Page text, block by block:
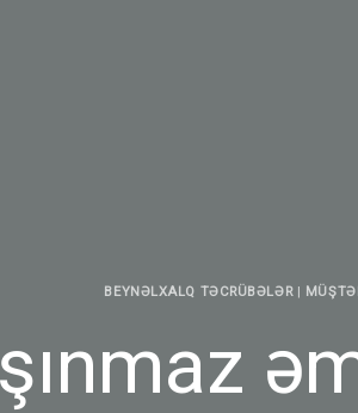
BEYNƏLXALQ TƏCRÜBƏLƏR|